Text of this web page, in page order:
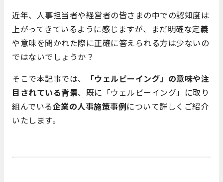
近年、人事担当者や経営者の皆さまの中での認知度は
上がってきているように感じますが、まだ明確な定義
や意味を聞かれた際に正確に答えられる方は少ないの
ではないでしょうか？
そこで本記事では、
「ウェルビーイング」の意味や注
目されている背景、既に「ウェルビーイング」に取り
組んでいる企業の人事施策事例について詳しくご紹介
いたします。